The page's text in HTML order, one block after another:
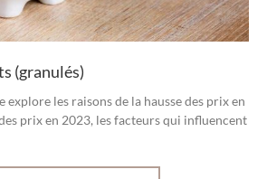
(granulés)
explore les raisons de la hausse des prix en
prix en 2023, les facteurs qui influencent